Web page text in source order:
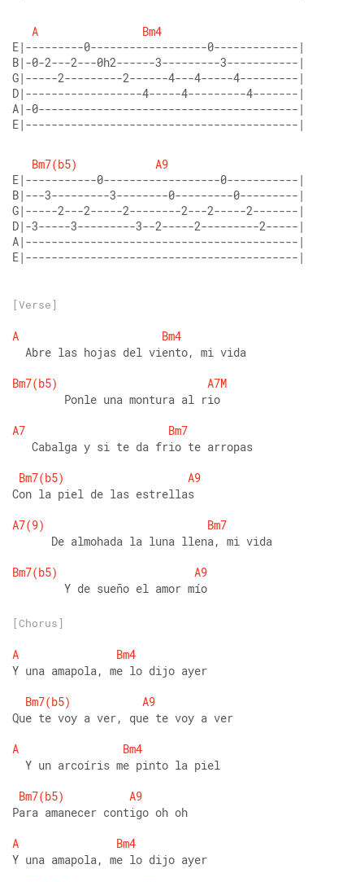
A
Bm4
E|---------0------------------0-------------|
B|-0-2---2---0h2------3---------3-----------|
G|-----2---------2------4---4-----4---------|
D|------------------4-----4---------4-------|
A|-0----------------------------------------|
E|------------------------------------------|
Bm7(b5)
A9
E|-----------0------------------0-----------|
B|---3---------3--------0---------0---------|
G|-----2---2-----2--------2---2-----2-------|
D|-3-----3---------3--2-----2---------2-----|
A|------------------------------------------|
E|------------------------------------------|
[Verse]
A
Bm4
  Abre las hojas del viento, mi vida
Bm7(b5)
A7M
        Ponle una montura al rio
A7
Bm7
   Cabalga y si te da frio te arropas
Bm7(b5)
A9
Con la piel de las estrellas
A7(9)
Bm7
      De almohada la luna llena, mi vida
Bm7(b5)
A9
        Y de sueño el amor mío
[Chorus]
A
Bm4
Y una amapola, me lo dijo ayer
Bm7(b5)
A9
Que te voy a ver, que te voy a ver
A
Bm4
  Y un arcoíris me pinto la piel
Bm7(b5)
A9
Para amanecer contigo oh oh
A
Bm4
Y una amapola, me lo dijo ayer